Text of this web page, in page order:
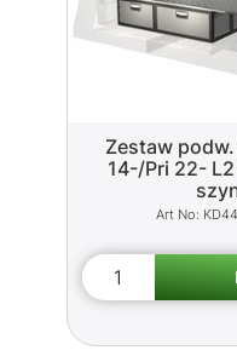
Zestaw podw.
14-/Pri 22-